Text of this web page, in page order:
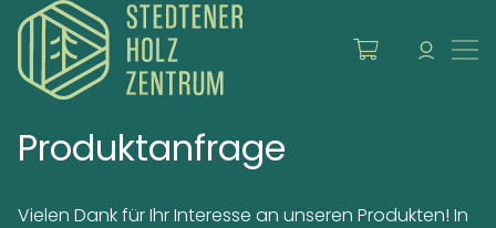
Produktanfrage
Vielen Dank für Ihr Interesse an unseren Produkten! In